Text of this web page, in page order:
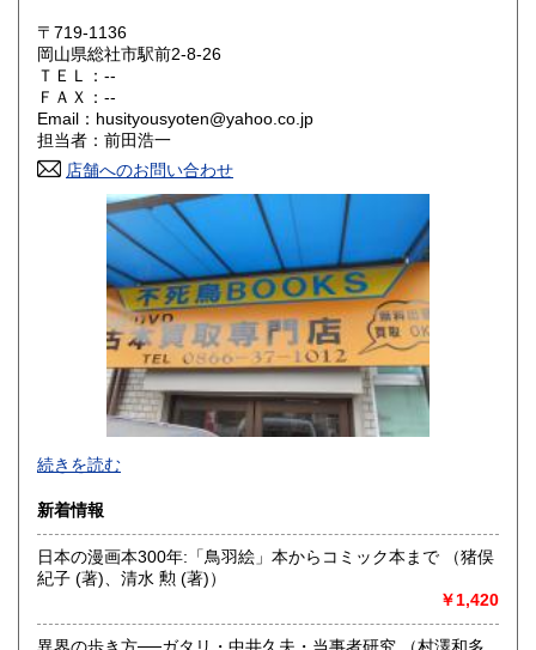
鳥取県 600円
岡山県 600円 広島県
山口県 600円
600円
600円 福岡県
600円 長崎県
600円 大分県
600円 鹿児島県
沖縄県
〒719-1136
岡山県総社市駅前2-8-26
ＴＥＬ：--
ＦＡＸ：--
Email：husityousyoten@yahoo.co.jp
担当者：前田浩一
店舗へのお問い合わせ
不死鳥BOOKSでは、書籍だけでなくCD、DVD、レコード、
ゲーム、おもちゃ、骨董品まであらゆるものの買い取りがで
にお問い合わせください。出張費は、無料です。
沿線名：伯備線・桃太郎線(吉備線)
最寄駅：総社駅
定休日：年中無休
続きを読む
新着情報
日本の漫画本300年:「鳥羽絵」本からコミック本まで （猪俣
紀子 (著)、清水 勲 (著)）
￥1,420